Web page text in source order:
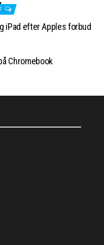
iPad efter Apples forbud
Chromebook